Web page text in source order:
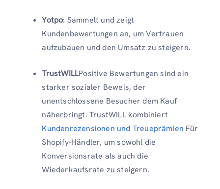
Yotpo: Sammelt und zeigt
Kundenbewertungen an, um Vertrauen
aufzubauen und den Umsatz zu steigern.
TrustWILLPositive Bewertungen sind ein
starker sozialer Beweis, der
unentschlossene Besucher dem Kauf
näherbringt. TrustWILL kombiniert
Kundenrezensionen und Treueprämien Für
Shopify-Händler, um sowohl die
Konversionsrate als auch die
Wiederkaufsrate zu steigern.